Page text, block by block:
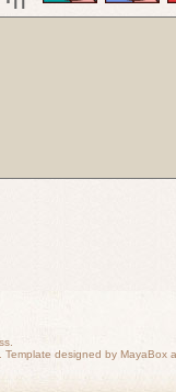
. Template designed by MayaBox